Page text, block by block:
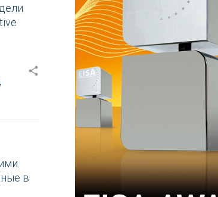
,
share
в